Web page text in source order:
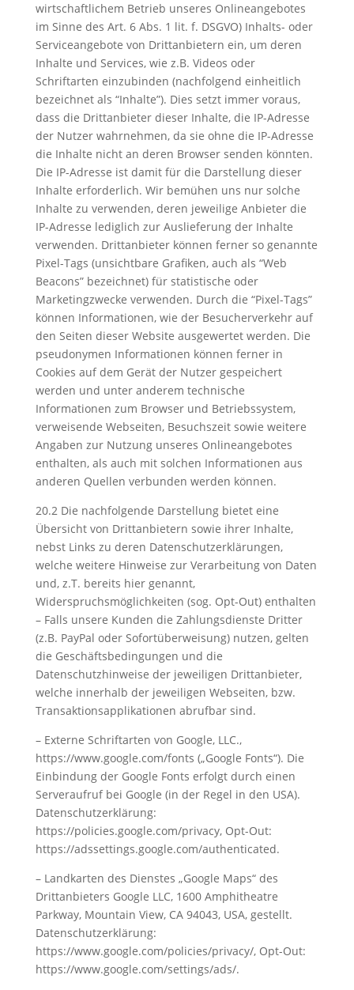
wirtschaftlichem Betrieb unseres Onlineangebotes
im Sinne des Art. 6 Abs. 1 lit. f. DSGVO) Inhalts- oder
Serviceangebote von Drittanbietern ein, um deren
Inhalte und Services, wie z.B. Videos oder
Schriftarten einzubinden (nachfolgend einheitlich
bezeichnet als “Inhalte”). Dies setzt immer voraus,
dass die Drittanbieter dieser Inhalte, die IP-Adresse
der Nutzer wahrnehmen, da sie ohne die IP-Adresse
die Inhalte nicht an deren Browser senden könnten.
Die IP-Adresse ist damit für die Darstellung dieser
Inhalte erforderlich. Wir bemühen uns nur solche
Inhalte zu verwenden, deren jeweilige Anbieter die
IP-Adresse lediglich zur Auslieferung der Inhalte
verwenden. Drittanbieter können ferner so genannte
Pixel-Tags (unsichtbare Grafiken, auch als “Web
Beacons” bezeichnet) für statistische oder
Marketingzwecke verwenden. Durch die “Pixel-Tags”
können Informationen, wie der Besucherverkehr auf
den Seiten dieser Website ausgewertet werden. Die
pseudonymen Informationen können ferner in
Cookies auf dem Gerät der Nutzer gespeichert
werden und unter anderem technische
Informationen zum Browser und Betriebssystem,
verweisende Webseiten, Besuchszeit sowie weitere
Angaben zur Nutzung unseres Onlineangebotes
enthalten, als auch mit solchen Informationen aus
anderen Quellen verbunden werden können.
20.2 Die nachfolgende Darstellung bietet eine
Übersicht von Drittanbietern sowie ihrer Inhalte,
nebst Links zu deren Datenschutzerklärungen,
welche weitere Hinweise zur Verarbeitung von Daten
und, z.T. bereits hier genannt,
Widerspruchsmöglichkeiten (sog. Opt-Out) enthalten
– Falls unsere Kunden die Zahlungsdienste Dritter
(z.B. PayPal oder Sofortüberweisung) nutzen, gelten
die Geschäftsbedingungen und die
Datenschutzhinweise der jeweiligen Drittanbieter,
welche innerhalb der jeweiligen Webseiten, bzw.
Transaktionsapplikationen abrufbar sind.
– Externe Schriftarten von Google, LLC.,
https://www.google.com/fonts („Google Fonts“). Die
Einbindung der Google Fonts erfolgt durch einen
Serveraufruf bei Google (in der Regel in den USA).
Datenschutzerklärung:
https://policies.google.com/privacy, Opt-Out:
https://adssettings.google.com/authenticated.
– Landkarten des Dienstes „Google Maps“ des
Drittanbieters Google LLC, 1600 Amphitheatre
Parkway, Mountain View, CA 94043, USA, gestellt.
Datenschutzerklärung:
https://www.google.com/policies/privacy/, Opt-Out:
https://www.google.com/settings/ads/.